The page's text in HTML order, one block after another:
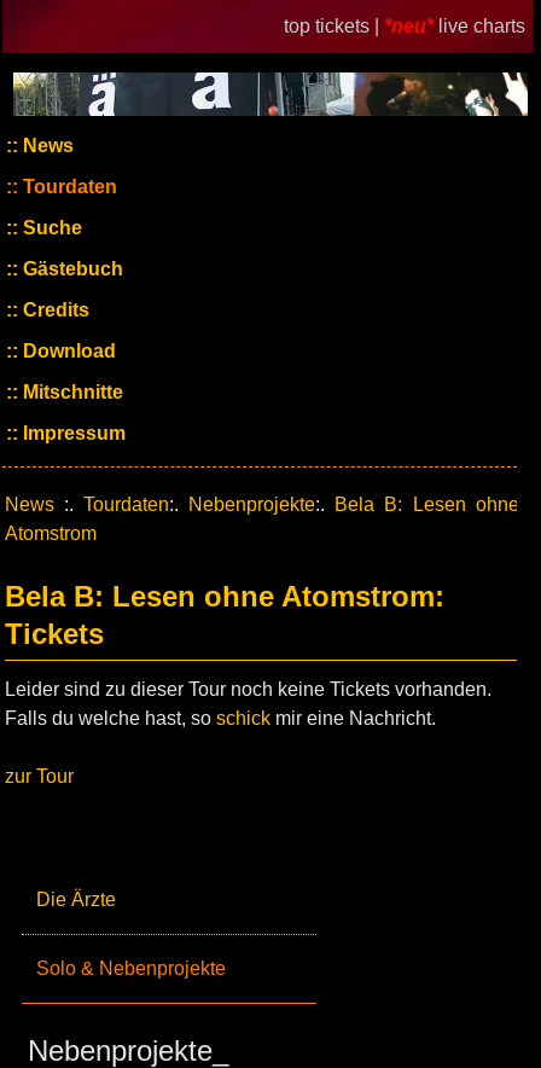
top tickets | *neu* live charts
News
Tourdaten
Suche
Gästebuch
Credits
Download
Mitschnitte
Impressum
Die Ärzte
Solo & Nebenprojekte
Nebenprojekte_
News :.Tourdaten:. Nebenprojekte:. Bela B: Lesen ohne
Atomstrom
Bela B: Lesen ohne Atomstrom:
Tickets
Leider sind zu dieser Tour noch keine Tickets vorhanden.
Falls du welche hast, so schick mir eine Nachricht.
zur Tour